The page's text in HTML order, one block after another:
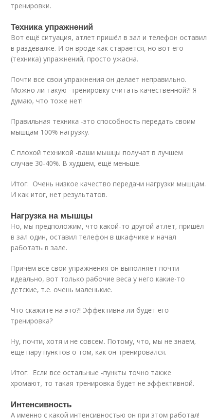
тренировки.
Техника упражнений
Вот ещё ситуация, атлет пришёл в зал и телефон оставил
в раздевалке. И он вроде как старается, но вот его
(техника) упражнений, просто ужасна.
Почти все свои упражнения он делает неправильно.
Можно ли такую -тренировку считать качественной?! Я
думаю, что тоже нет!
Правильная техника -это способность передать своим
мышцам 100% нагрузку.
С плохой техникой -ваши мышцы получат в лучшем
случае 30-40%. В худшем, ещё меньше.
Итог: Очень низкое качество передачи нагрузки мышцам.
И как итог, нет результатов.
Нагрузка на мышцы
Но, мы предположим, что какой-то другой атлет, пришёл
в зал один, оставил телефон в шкафчике и начал
работать в зале.
Причём все свои упражнения он выполняет почти
идеально, вот только рабочие веса у него какие-то
детские, т.е. очень маленькие.
Что скажите на это?! Эффективна ли будет его
тренировка?
Ну, почти, хотя и не совсем. Потому, что, мы не знаем,
ещё пару пунктов о том, как он тренировался.
Итог: Если все остальные -пункты точно также
хромают, то такая тренировка будет не эффективной.
Интенсивность
А именно с какой интенсивностью он при этом работал!